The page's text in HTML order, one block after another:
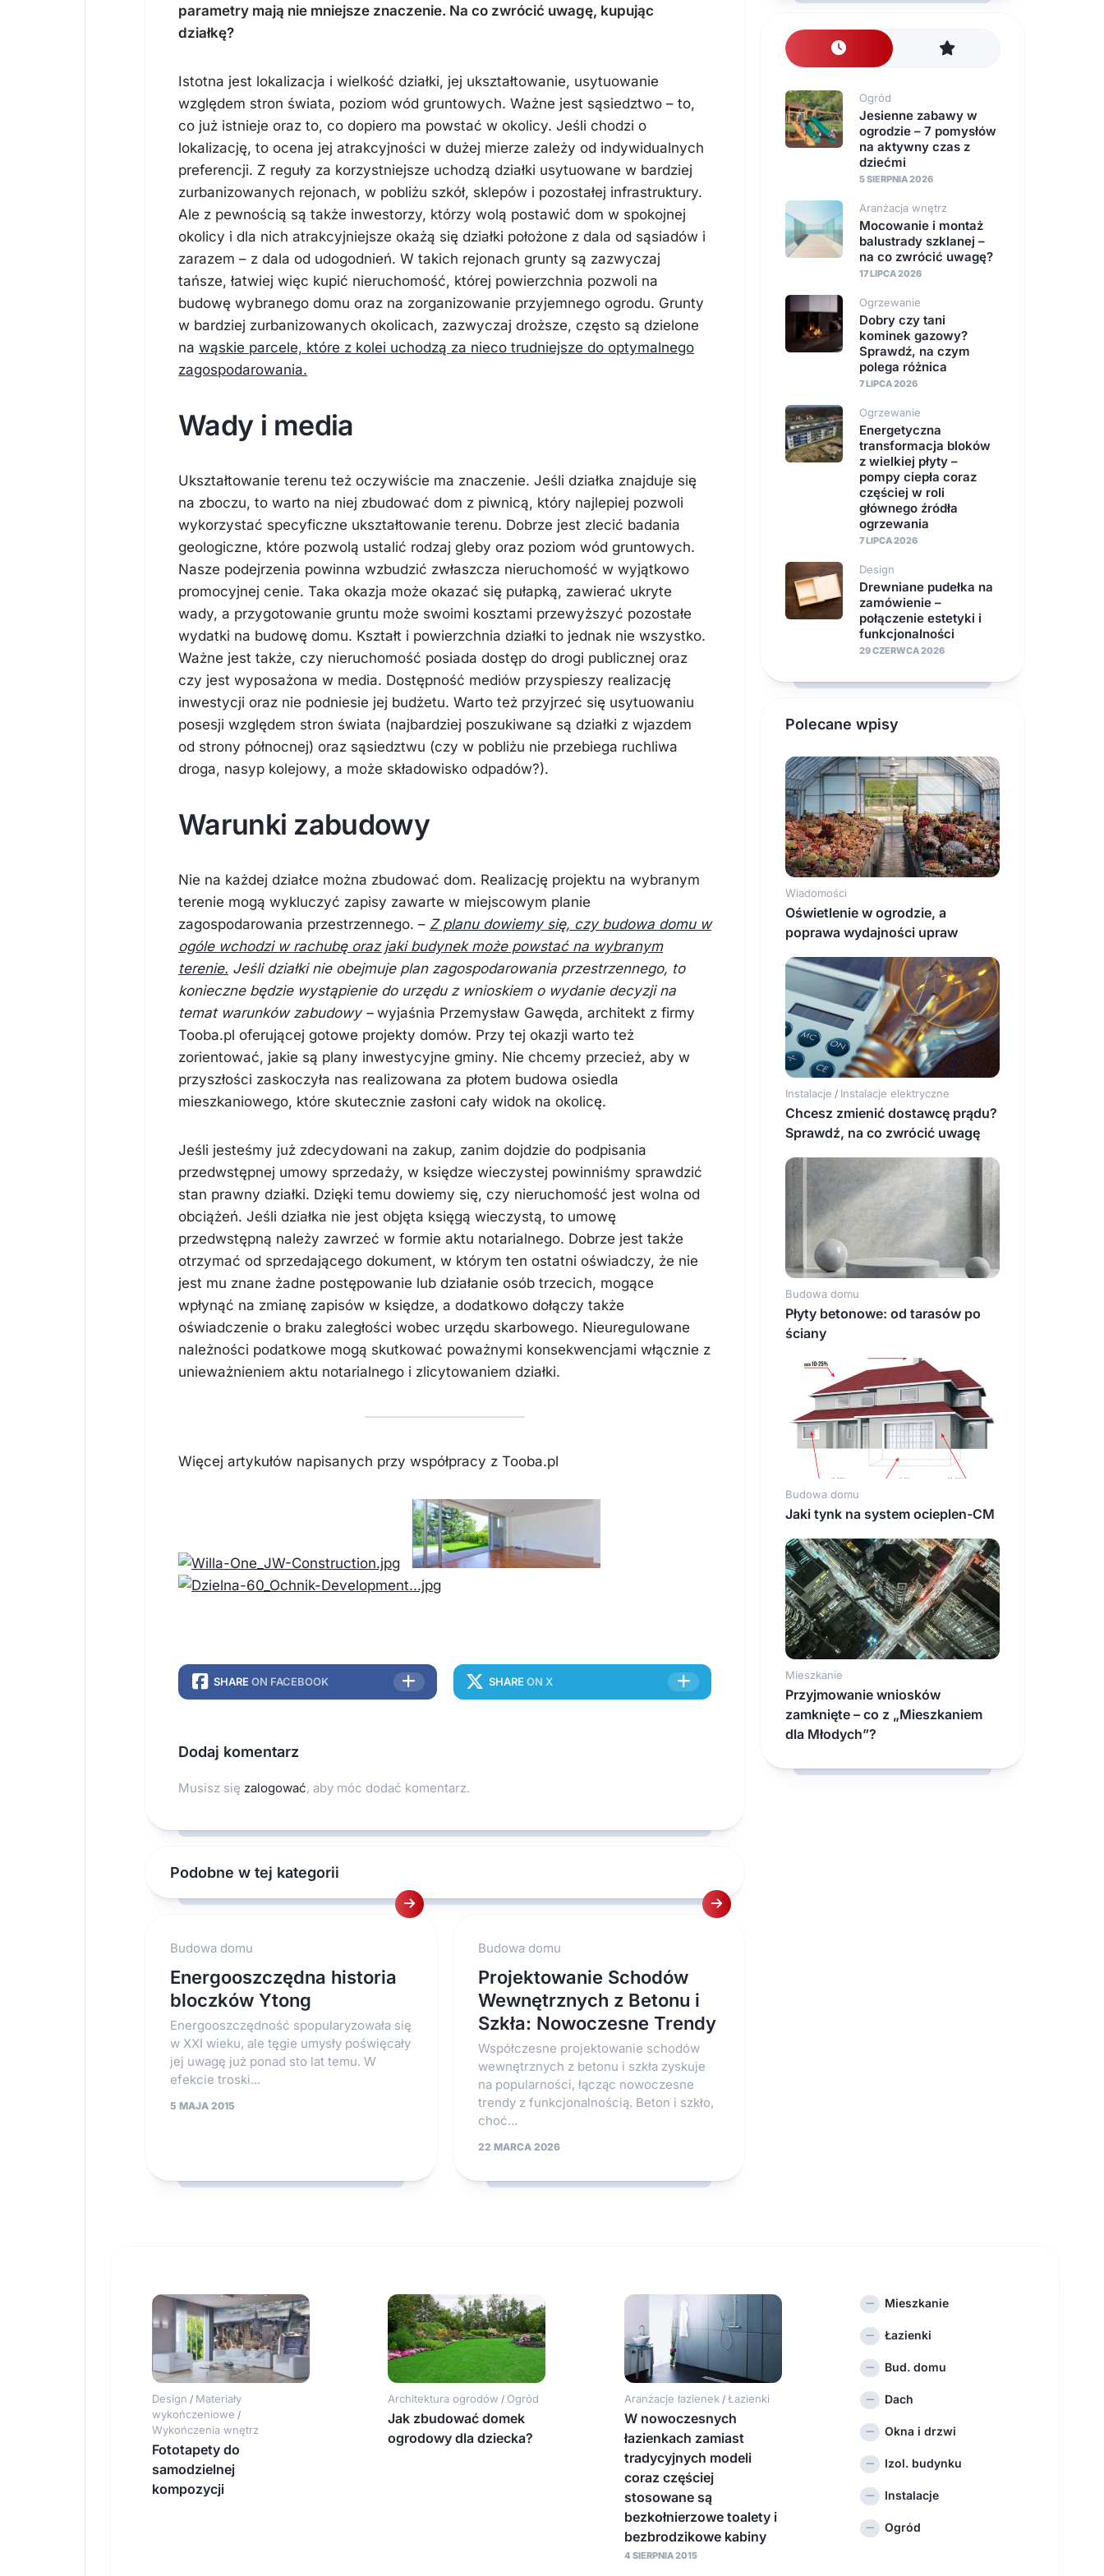
Więźba
dachowa
nawierzchnie
Instalacje
parametry mają nie mniejsze znaczenie. Na co zwrócić uwagę, kupując
działkę?
Istotna jest lokalizacja i wielkość działki, jej ukształtowanie, usytuowanie
względem stron świata, poziom wód gruntowych. Ważne jest sąsiedztwo – to,
co już istnieje oraz to, co dopiero ma powstać w okolicy. Jeśli chodzi o
lokalizację, to ocena jej atrakcyjności w dużej mierze zależy od indywidualnych
preferencji. Z reguły za korzystniejsze uchodzą działki usytuowane w bardziej
zurbanizowanych rejonach, w pobliżu szkół, sklepów i pozostałej infrastruktury.
Ale z pewnością są także inwestorzy, którzy wolą postawić dom w spokojnej
okolicy i dla nich atrakcyjniejsze okażą się działki położone z dala od sąsiadów i
zarazem – z dala od udogodnień. W takich rejonach grunty są zazwyczaj
tańsze, łatwiej więc kupić nieruchomość, której powierzchnia pozwoli na
budowę wybranego domu oraz na zorganizowanie przyjemnego ogrodu. Grunty
w bardziej zurbanizowanych okolicach, zazwyczaj droższe, często są dzielone
na wąskie parcele, które z kolei uchodzą za nieco trudniejsze do optymalnego
zagospodarowania.
Wady i media
Ukształtowanie terenu też oczywiście ma znaczenie. Jeśli działka znajduje się
na zboczu, to warto na niej zbudować dom z piwnicą, który najlepiej pozwoli
wykorzystać specyficzne ukształtowanie terenu. Dobrze jest zlecić badania
geologiczne, które pozwolą ustalić rodzaj gleby oraz poziom wód gruntowych.
Nasze podejrzenia powinna wzbudzić zwłaszcza nieruchomość w wyjątkowo
promocyjnej cenie. Taka okazja może okazać się pułapką, zawierać ukryte
wady, a przygotowanie gruntu może swoimi kosztami przewyższyć pozostałe
wydatki na budowę domu. Kształt i powierzchnia działki to jednak nie wszystko.
Ważne jest także, czy nieruchomość posiada dostęp do drogi publicznej oraz
czy jest wyposażona w media. Dostępność mediów przyspieszy realizację
inwestycji oraz nie podniesie jej budżetu. Warto też przyjrzeć się usytuowaniu
posesji względem stron świata (najbardziej poszukiwane są działki z wjazdem
od strony północnej) oraz sąsiedztwu (czy w pobliżu nie przebiega ruchliwa
droga, nasyp kolejowy, a może składowisko odpadów?).
Warunki zabudowy
Nie na każdej działce można zbudować dom. Realizację projektu na wybranym
terenie mogą wykluczyć zapisy zawarte w miejscowym planie
zagospodarowania przestrzennego. – Z planu dowiemy się, czy budowa domu w
ogóle wchodzi w rachubę oraz jaki budynek może powstać na wybranym
terenie. Jeśli działki nie obejmuje plan zagospodarowania przestrzennego, to
konieczne będzie wystąpienie do urzędu z wnioskiem o wydanie decyzji na
temat warunków zabudowy – wyjaśnia Przemysław Gawęda, architekt z firmy
Tooba.pl oferującej gotowe projekty domów. Przy tej okazji warto też
zorientować, jakie są plany inwestycyjne gminy. Nie chcemy przecież, aby w
przyszłości zaskoczyła nas realizowana za płotem budowa osiedla
mieszkaniowego, które skutecznie zasłoni cały widok na okolicę.
Jeśli jesteśmy już zdecydowani na zakup, zanim dojdzie do podpisania
przedwstępnej umowy sprzedaży, w księdze wieczystej powinniśmy sprawdzić
stan prawny działki. Dzięki temu dowiemy się, czy nieruchomość jest wolna od
obciążeń. Jeśli działka nie jest objęta księgą wieczystą, to umowę
przedwstępną należy zawrzeć w formie aktu notarialnego. Dobrze jest także
otrzymać od sprzedającego dokument, w którym ten ostatni oświadczy, że nie
jest mu znane żadne postępowanie lub działanie osób trzecich, mogące
wpłynąć na zmianę zapisów w księdze, a dodatkowo dołączy także
oświadczenie o braku zaległości wobec urzędu skarbowego. Nieuregulowane
należności podatkowe mogą skutkować poważnymi konsekwencjami włącznie z
unieważnieniem aktu notarialnego i zlicytowaniem działki.
Więcej artykułów napisanych przy współpracy z Tooba.pl
SHAREON FACEBOOK SHAREON X
Dodaj komentarz
Musisz się zalogować, aby móc dodać komentarz.
Podobne w tej kategorii
Budowa domu
Energooszczędna historia
bloczków Ytong
Energooszczędność spopularyzowała się
w XXI wieku, ale tęgie umysły poświęcały
jej uwagę już ponad sto lat temu. W
efekcie troski...
5 MAJA 2015
Budowa domu
Projektowanie Schodów
Wewnętrznych z Betonu i
Szkła: Nowoczesne Trendy
Współczesne projektowanie schodów
wewnętrznych z betonu i szkła zyskuje
na popularności, łącząc nowoczesne
trendy z funkcjonalnością. Beton i szkło,
choć...
22 MARCA 2026
Ogród
Jesienne zabawy w
ogrodzie – 7 pomysłów
na aktywny czas z
dziećmi
5 SIERPNIA 2026
Aranżacja wnętrz
Mocowanie i montaż
balustrady szklanej –
na co zwrócić uwagę?
17 LIPCA 2026
Ogrzewanie
Dobry czy tani
kominek gazowy?
Sprawdź, na czym
polega różnica
7 LIPCA 2026
Ogrzewanie
Energetyczna
transformacja bloków
z wielkiej płyty –
pompy ciepła coraz
częściej w roli
głównego źródła
ogrzewania
7 LIPCA 2026
Design
Drewniane pudełka na
zamówienie –
połączenie estetyki i
funkcjonalności
29 CZERWCA 2026
Polecane wpisy
Wiadomości
Oświetlenie w ogrodzie, a
poprawa wydajności upraw
Instalacje / Instalacje elektryczne
Chcesz zmienić dostawcę prądu?
Sprawdź, na co zwrócić uwagę
Budowa domu
Płyty betonowe: od tarasów po
ściany
Budowa domu
Jaki tynk na system ocieplen-CM
Mieszkanie
Przyjmowanie wniosków
zamknięte – co z „Mieszkaniem
dla Młodych”?
Design / Materiały
wykończeniowe /
Wykończenia wnętrz
Fototapety do
samodzielnej
kompozycji
Architektura ogrodów / Ogród
Jak zbudować domek
ogrodowy dla dziecka?
Aranżacje łazienek/ Łazienki
W nowoczesnych
łazienkach zamiast
tradycyjnych modeli
coraz częściej
stosowane są
bezkołnierzowe toalety i
bezbrodzikowe kabiny
4 SIERPNIA 2015
Mieszkanie
Łazienki
Bud. domu
Dach
Okna i drzwi
Izol. budynku
Instalacje
Ogród